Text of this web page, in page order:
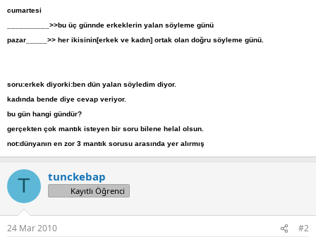
cumartesi
__________>>bu üç günnde erkeklerin yalan söyleme günü
pazar_____>> her ikisinin[erkek ve kadın] ortak olan doğru söyleme günü.
soru:erkek diyorki:ben dün yalan söyledim diyor.
kadında bende diye cevap veriyor.
bu gün hangi gündür?
gerçekten çok mantık isteyen bir soru bilene helal olsun.
not:dünyanın en zor 3 mantık sorusu arasında yer alırmış
T tunckebap
Kayıtlı Öğrenci
24 Mar 2010 #2